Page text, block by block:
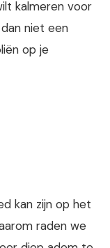
kalmeren voor
niet een
op je
kan zijn op het
raden we